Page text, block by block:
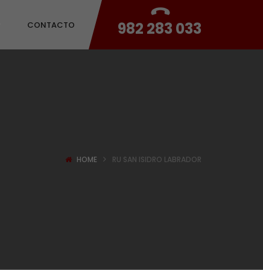
CONTACTO 982 283 033
HOME RU SAN ISIDRO LABRADOR